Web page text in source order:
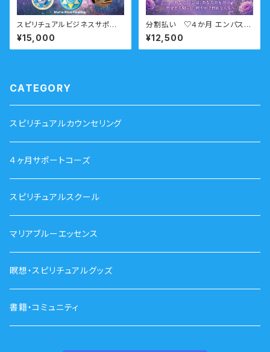
スピリチュアルビジネスサポー
ト おすすめコース
¥15,000
分割払い ♡４か月 エンパス卒
業サポートコース （HSP・他人
軸・境界線・エンパス・繊細）
¥12,500
CATEGORY
スピリチュアルカウンセリング
４ヶ月サポートコーズ
スピリチュアルスクール
マリアブルーエッセンス
瞑想・スピリチュアルグッズ
書籍・コミュニティ